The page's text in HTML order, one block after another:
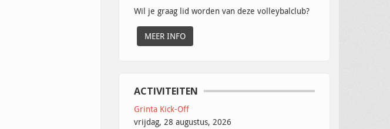
Wil je graag lid worden van deze volleybalclub?
MEER INFO
ACTIVITEITEN
Grinta Kick-Off
vrijdag, 28 augustus, 2026